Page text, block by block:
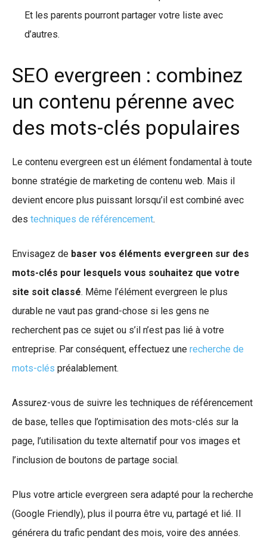
Et les parents pourront partager votre liste avec
d’autres.
SEO evergreen : combinez
un contenu pérenne avec
des mots-clés populaires
Le contenu evergreen est un élément fondamental à toute
bonne stratégie de marketing de contenu web. Mais il
devient encore plus puissant lorsqu’il est combiné avec
des techniques de référencement.
Envisagez de baser vos éléments evergreen sur des
mots-clés pour lesquels vous souhaitez que votre
site soit classé. Même l’élément evergreen le plus
durable ne vaut pas grand-chose si les gens ne
recherchent pas ce sujet ou s’il n’est pas lié à votre
entreprise. Par conséquent, effectuez une recherche de
mots-clés préalablement.
Assurez-vous de suivre les techniques de référencement
de base, telles que l’optimisation des mots-clés sur la
page, l’utilisation du texte alternatif pour vos images et
l’inclusion de boutons de partage social.
Plus votre article evergreen sera adapté pour la recherche
(Google Friendly), plus il pourra être vu, partagé et lié. Il
générera du trafic pendant des mois, voire des années.